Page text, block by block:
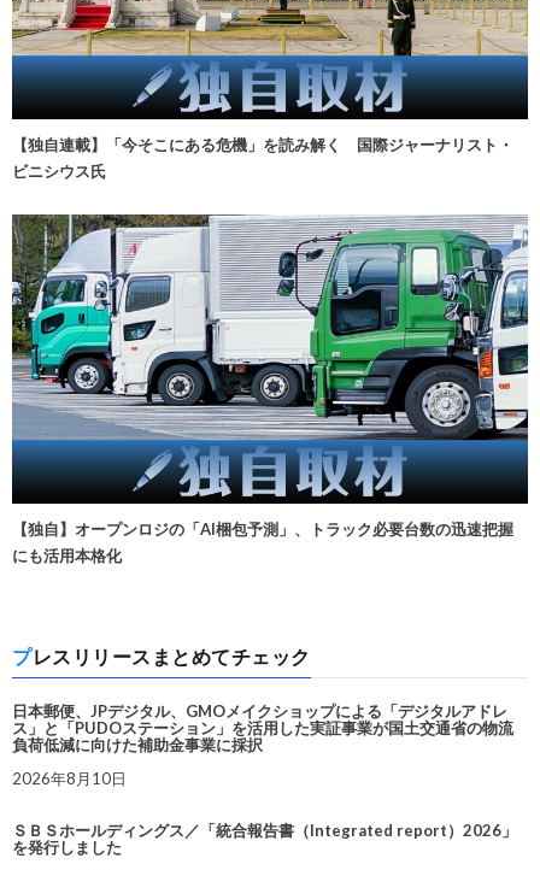
【独自連載】「今そこにある危機」を読み解く 国際ジャーナリスト・
ビニシウス氏
【独自】オープンロジの「AI梱包予測」、トラック必要台数の迅速把握
にも活用本格化
プレスリリースまとめてチェック
日本郵便、JPデジタル、GMOメイクショップによる「デジタルアドレ
ス」と「PUDOステーション」を活用した実証事業が国土交通省の物流
負荷低減に向けた補助金事業に採択
2026年8月10日
ＳＢＳホールディングス／「統合報告書（Integrated report）2026」
を発行しました